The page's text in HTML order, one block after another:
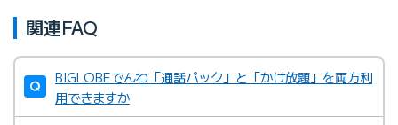
関連FAQ
BIGLOBEでんわ「通話パック」と「かけ放題」を両方利
用できますか